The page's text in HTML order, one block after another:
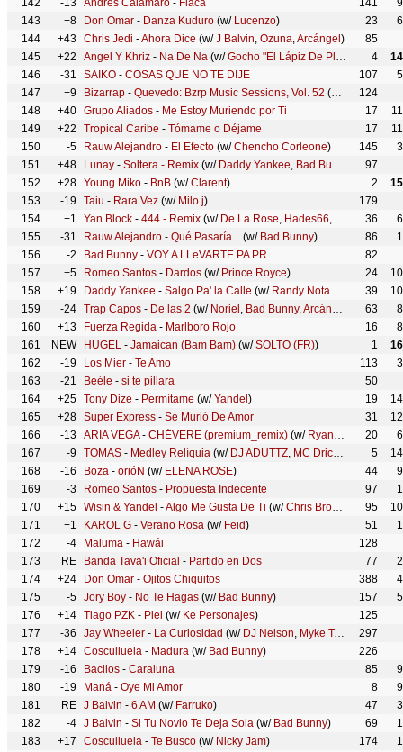
142 -13 Andrés Calamaro - Flaca 141
143
+8 Don Omar - Danza Kuduro (w/ Lucenzo) 23
144
+43 Chris Jedi -Ahora Dice (w/J Balvin, Ozuna,Arcángel )
85
145
+22 Angel Y Khriz - Na De Na (w/Gocho "El Lápiz De Platino" John
4
146
-31 SAIKO - COSAS QUE NO TE DIJE 107
147
+9 Bizarrap - Quevedo: Bzrp Music Sessions, Vol. 52 (w/ Quevedo
124
148
+40 Grupo Aliados - Me Estoy Muriendo por Ti 17
149
+22 Tropical Caribe - Tómame o Déjame 17
150
-5 Rauw Alejandro - El Efecto (w/Chencho Corleone) 145
151
+48 Lunay - Soltera - Remix (w/ Daddy Yankee, Bad Bunny
97
152
+28 Young Miko - BnB (w/Clarent) 2
153
-19 Taiu - Rara Vez (w/ Milo j)
179
154
+1 Yan Block - 444 - Remix (w/ De La Rose, Hades66, Ñengo Flow )
36
155
-31 Rauw Alejandro - Qué Pasaría... (w/ Bad Bunny) 86
156
-2 Bad Bunny - VOY A LLeVARTE PA PR
82
157
+5 Romeo Santos - Dardos (w/ Prince Royce) 24
158
+19 Daddy Yankee - Salgo Pa' la Calle (w/ Randy Nota Loca 39
159
-24 Trap Capos - De las 2 (w/ Noriel , Bad Bunny,Arcángel 63
160
+13 Fuerza Regida - Marlboro Rojo 16
161
NEW HUGEL - Jamaican (Bam Bam) (w/SOLTO (FR)) 1
162
-19 Los Mier - Te Amo 113
163
-21 Beéle - si te pillara
50
164
+25 Tony Dize - Permítame (w/Yandel ) 19
165
+28 Super Express - Se Murió De Amor 31
166
-13 ARIA VEGA- CHÉVERE (premium_remix) (w/ Ryan Castro )
20
167
-9 TOMAS - Medley Relíquia (w/ DJ ADUTTZ, MC Dricka 5
168
-16 Boza - orióN (w/ ELENA ROSE) 44
169
-3 Romeo Santos - Propuesta Indecente 97
170
+15 Wisin & Yandel -Algo Me Gusta De Ti (w/Chris Brown T-Pain
95
171
+1 KAROL G - Verano Rosa (w/ Feid) 51
172
-4 Maluma - Hawái
128
173
RE Banda Tava'i Oficial - Partido en Dos 77
174
+24 Don Omar - Ojitos Chiquitos 388
175
-5 Jory Boy - No Te Hagas (w/ Bad Bunny) 157
176
+14 Tiago PZK - Piel (w/ Ke Personajes)
125
177
-36 Jay Wheeler - La Curiosidad (w/ DJ Nelson, Myke Towers )
297
178
+14 Cosculluela - Madura (w/ Bad Bunny)
226
179
-16 Bacilos - Caraluna 85
180
-19 Maná - Oye Mi Amor 8
181
RE J Balvin - 6 AM (w/ Farruko) 47
182
-4 J Balvin - Si Tu Novio Te Deja Sola (w/ Bad Bunny) 69
183
+17 Cosculluela - Te Busco (w/ Nicky Jam) 174